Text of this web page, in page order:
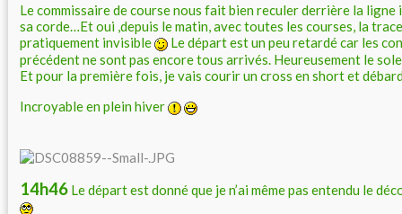
Le commissaire de course nous fait bien reculer derrière la
sa corde…Et oui ,depuis le matin, avec toutes les courses, la
pratiquement invisible
Le départ est un peu retardé car les
précédent ne sont pas encore tous arrivés. Heureusement le
Et pour la première fois, je vais courir un cross en short et
Incroyable en plein hiver
14h46 Le départ est donné que je n’ai même pas entendu le